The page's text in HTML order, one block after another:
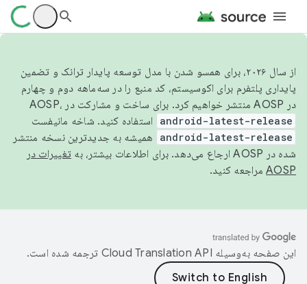
از سال ۲۰۲۶، برای همسو شدن با مدل توسعه پایدار ترانک و تضمین
پایداری پلتفرم برای اکوسیستم، کد منبع را در سه‌ماهه دوم و چهارم
در AOSP منتشر خواهیم کرد. برای ساخت و مشارکت در AOSP،
android-latest-release استفاده کنید. شاخه مانیفست
android-latest-release
همیشه به جدیدترین نسخه منتشر
شده در AOSP ارجاع می‌دهد. برای اطلاعات بیشتر، به
تغییرات در
AOSP مراجعه کنید.
این صفحه به‌وسیله ترجمه شده است.